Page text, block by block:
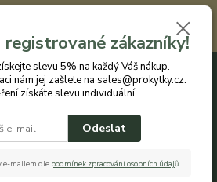
slevu 5% na každý nákup. Máte-li
na sales@prokytky.cz. Po jeho ověření
Přejít na registraci →
CZK 0ks
zákazníky!
slevu 5% na každý Váš nákup.
nám jej zašlete na sales@prokytky.cz.
získáte slevu individuální.
Odeslat
e-mailem dle podmínek zpracování osobních údajů.